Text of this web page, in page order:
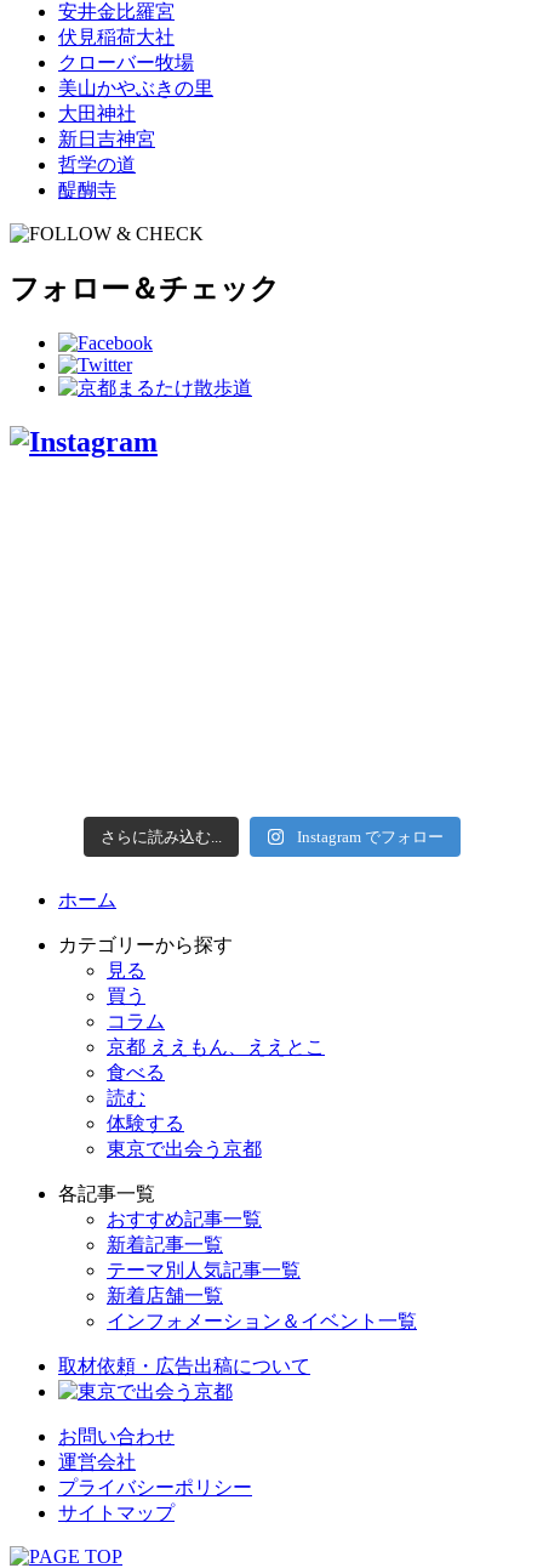
安井金比羅宮
伏見稲荷大社
クローバー牧場
美山かやぶきの里
大田神社
新日吉神宮
哲学の道
醍醐寺
フォロー＆チェック
さらに読み込む... Instagram でフォロー
ホーム
カテゴリーから探す
見る
買う
コラム
京都 ええもん、ええとこ
食べる
読む
体験する
東京で出会う京都
各記事一覧
おすすめ記事一覧
新着記事一覧
テーマ別人気記事一覧
新着店舗一覧
インフォメーション＆イベント一覧
取材依頼・広告出稿について
お問い合わせ
運営会社
プライバシーポリシー
サイトマップ